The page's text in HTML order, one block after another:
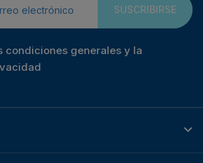
SUSCRIBIRSE
condiciones generales y la